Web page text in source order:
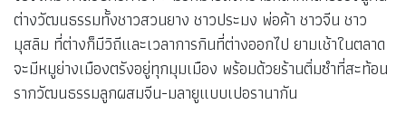
ต่างวัฒนธรรมทั้งชาวสวนยาง ชาวประมง พ่อค้า ชาวจีน ชาว
มุสลิม ที่ต่างก็มีวิถีและเวลาการกินที่ต่างออกไป ยามเช้าในตลาด
จะมีหมูย่างเมืองตรังอยู่ทุกมุมเมือง พร้อมด้วยร้านติ่มซำที่สะท้อน
รากวัฒนธรรมลูกผสมจีน-มลายูแบบเปอรานากัน